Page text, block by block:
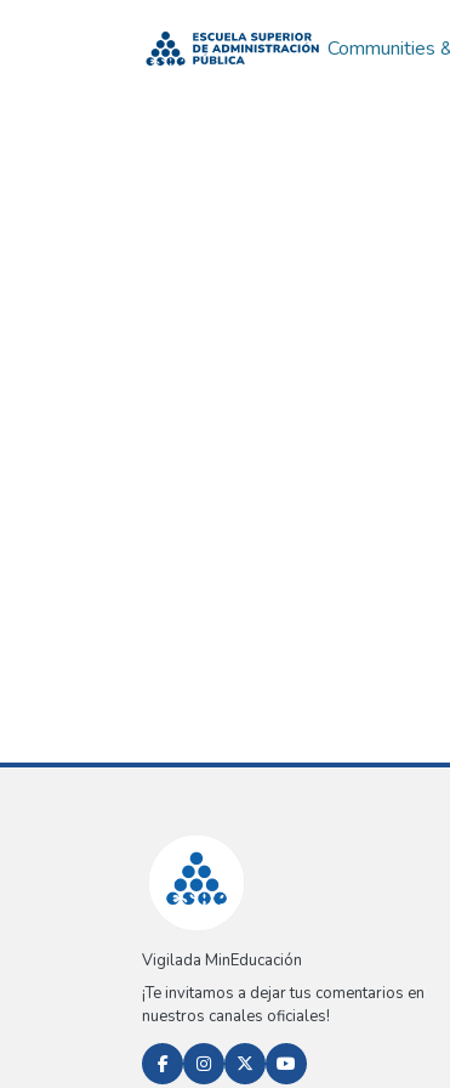
Communities
Vigilada MinEducación
¡Te invitamos a dejar tus comentarios en
nuestros canales oficiales!